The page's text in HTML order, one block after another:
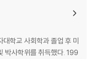
학교 사회학과 졸업 후 미
박사학위를 취득했다. 199